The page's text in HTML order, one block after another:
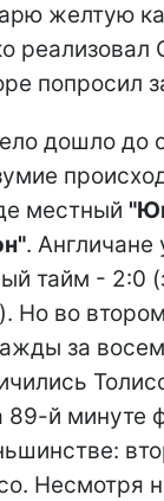
желтую
реализовал
попросил
дошло до
местный
. Англичане
тайм - 2:0
Но во
за
89-й минуте
Несмотря